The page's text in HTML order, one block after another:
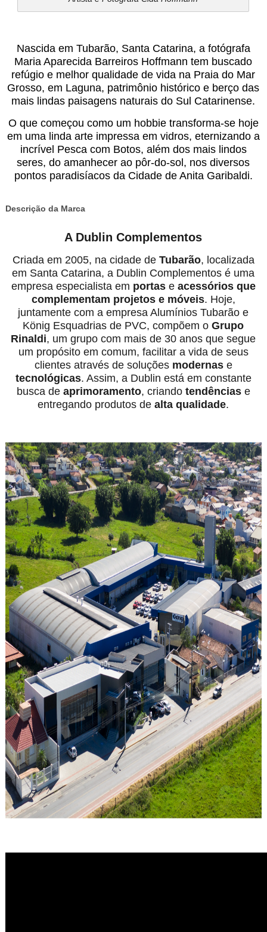
Nascida em Tubarão, Santa Catarina, a fotógrafa
Maria Aparecida Barreiros Hoffmann tem buscado
refúgio e melhor qualidade de vida na Praia do Mar
Grosso, em Laguna, patrimônio histórico e berço das
mais lindas paisagens naturais do Sul Catarinense.
O que começou como um hobbie transforma-se hoje
em uma linda arte impressa em vidros, eternizando a
incrível Pesca com Botos, além dos mais lindos
seres, do amanhecer ao pôr-do-sol, nos diversos
pontos paradisíacos da Cidade de Anita Garibaldi.
Descrição da Marca
A Dublin Complementos
Criada em 2005, na cidade de Tubarão, localizada
em Santa Catarina, a Dublin Complementos é uma
empresa especialista em portase acessórios que
complementam projetos e móveis. Hoje,
juntamente com a empresa Alumínios Tubarão e
König Esquadrias de PVC, compõem oGrupo
Rinaldi, um grupo com mais de 30 anos que segue
um propósito em comum, facilitar a vida de seus
clientes através de soluções modernase
tecnológicas. Assim, a Dublin está em constante
busca de aprimoramento, criando tendênciase
entregando produtos dealta qualidade.